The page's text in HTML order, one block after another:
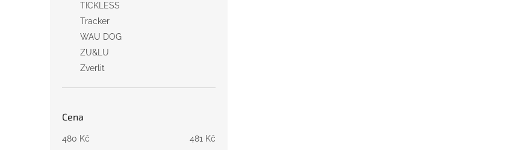
TICKLESS
Tracker
WAU DOG
ZU&LU
Zverlit
Cena
480 Kč 481 Kč